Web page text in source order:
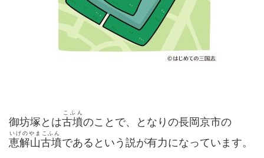
御坊塚とは古墳
こふん
のことで、となりの長岡京市の
恵解山古墳
いげのやまこふん
であるという説が有力になっています。